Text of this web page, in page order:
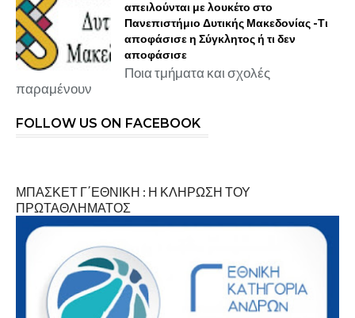
απειλούνται με λουκέτο στο
Πανεπιστήμιο Δυτικής Μακεδονίας -Τι
αποφάσισε η Σύγκλητος ή τι δεν
αποφάσισε
Ποια τμήματα και σχολές
παραμένουν
FOLLOW US ON FACEBOOK
ΜΠΑΣΚΕΤ Γ΄ΕΘΝΙΚΗ : Η ΚΛΗΡΩΣΗ ΤΟΥ
ΠΡΩΤΑΘΛΗΜΑΤΟΣ